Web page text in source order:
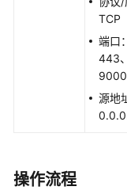
总
TCP
端口
443
9000
源地
操作流程